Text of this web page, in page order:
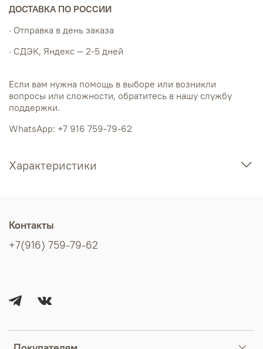
ДОСТАВКА ПО РОССИИ
· Отправка в день заказа
· СДЭК, Яндекс — 2-5 дней
Если вам нужна помощь в выборе или возникли
вопросы или сложности, обратитесь в нашу службу
поддержки.
WhatsApp: +7 916 759-79-62
Характеристики
Контакты
+7(916) 759-79-62